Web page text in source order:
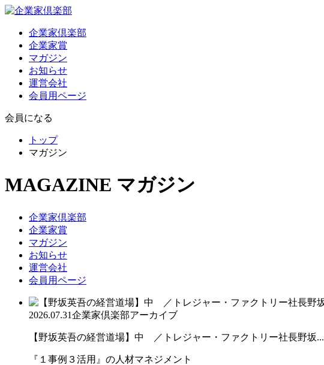
企業家倶楽部
企業家賞
マガジン
お知らせ
運営会社
会員用ページ
会員になる
トップ
マガジン
MAGAZINE マガジン
企業家倶楽部
企業家賞
マガジン
お知らせ
運営会社
会員用ページ
2026.07.31企業家倶楽部アーカイブ
【野坂英吾の経営道場】中 ／トレジャー・ファクトリー社長野坂...
『１事例３活用』の人材マネジメント